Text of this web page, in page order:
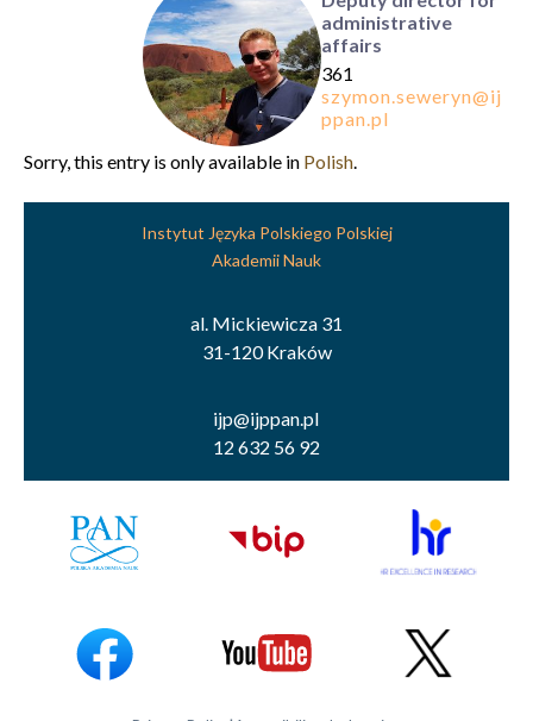
administrative
affairs
361
Sorry, this entry is only available in Polish.
Instytut Języka Polskiego Polskiej
Akademii Nauk
al. Mickiewicza 31
31-120 Kraków
ijp@ijppan.pl
12 632 56 92